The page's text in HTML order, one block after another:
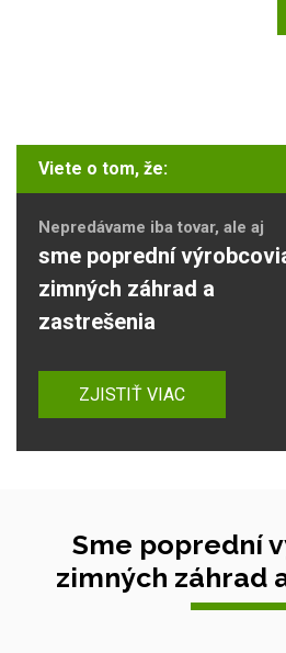
Viete o tom, že:
Nepredávame iba tovar, ale aj
sme poprední
zimných záhrad a
zastrešenia
ZJISTIŤ VIAC
Sme poprední
zimných záhrad